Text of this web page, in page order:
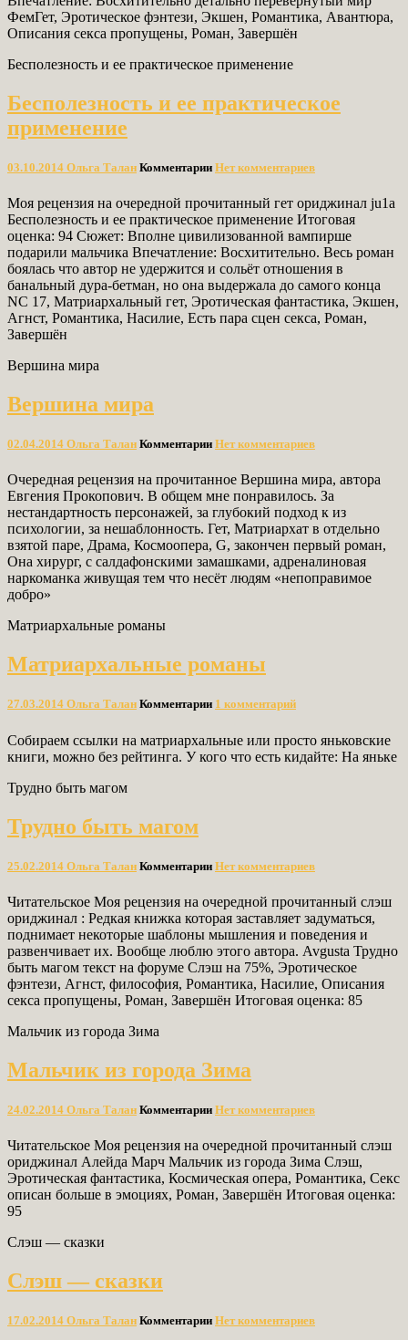
ФемГет, Эротическое фэнтези, Экшен, Романтика, Авантюра,
Описания секса пропущены, Роман, Завершён
Бесполезность и ее практическое применение
Бесполезность и ее практическое
применение
03.10.2014 Ольга Талан Комментарии Нет комментариев
Моя рецензия на очередной прочитанный гет ориджинал ju1a
Бесполезность и ее практическое применение Итоговая
оценка: 94 Сюжет: Вполне цивилизованной вампирше
подарили мальчика Впечатление: Восхитительно. Весь роман
боялась что автор не удержится и сольёт отношения в
банальный дура-бетман, но она выдержала до самого конца
NC 17, Матриархальный гет, Эротическая фантастика, Экшен,
Агнст, Романтика, Насилие, Есть пара сцен секса, Роман,
Завершён
Вершина мира
Вершина мира
02.04.2014 Ольга Талан Комментарии Нет комментариев
Очередная рецензия на прочитанное Вершина мира, автора
Евгения Прокопович. В общем мне понравилось. За
нестандартность персонажей, за глубокий подход к из
психологии, за нешаблонность. Гет, Матриархат в отдельно
взятой паре, Драма, Космоопера, G, закончен первый роман,
Она хирург, с салдафонскими замашками, адреналиновая
наркоманка живущая тем что несёт людям «непоправимое
добро»
Матриархальные романы
Матриархальные романы
27.03.2014 Ольга Талан Комментарии 1 комментарий
Собираем ссылки на матриархальные или просто яньковские
книги, можно без рейтинга. У кого что есть кидайте: На яньке
Трудно быть магом
Трудно быть магом
25.02.2014 Ольга Талан Комментарии Нет комментариев
Читательское Моя рецензия на очередной прочитанный слэш
ориджинал : Редкая книжка которая заставляет задуматься,
поднимает некоторые шаблоны мышления и поведения и
развенчивает их. Вообще люблю этого автора. Avgusta Трудно
быть магом текст на форуме Слэш на 75%, Эротическое
фэнтези, Агнст, философия, Романтика, Насилие, Описания
секса пропущены, Роман, Завершён Итоговая оценка: 85
Мальчик из города Зима
Мальчик из города Зима
24.02.2014 Ольга Талан Комментарии Нет комментариев
Читательское Моя рецензия на очередной прочитанный слэш
ориджинал Алейда Марч Мальчик из города Зима Слэш,
Эротическая фантастика, Космическая опера, Романтика, Секс
описан больше в эмоциях, Роман, Завершён Итоговая оценка:
95
Слэш — сказки
Слэш — сказки
17.02.2014 Ольга Талан Комментарии Нет комментариев